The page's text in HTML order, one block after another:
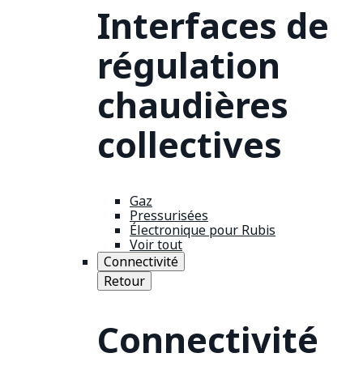
Interfaces de
régulation
chaudières
collectives
Gaz
Pressurisées
Électronique pour Rubis
Voir tout
Connectivité
Retour
Connectivité